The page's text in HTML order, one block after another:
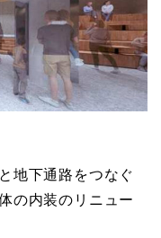
地下通路をつなぐ
の内装のリニュー